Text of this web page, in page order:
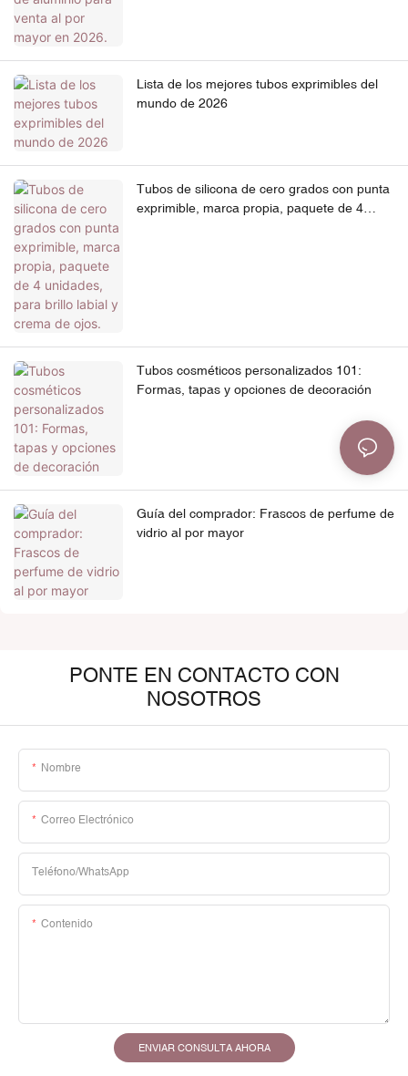
Lista de los mejores tubos exprimibles del
mundo de 2026
Tubos de silicona de cero grados con punta
exprimible, marca propia, paquete de 4
Tubos cosméticos personalizados 101:
Formas, tapas y opciones de decoración
Guía del comprador: Frascos de perfume de
vidrio al por mayor
PONTE EN CONTACTO CON
NOSOTROS
Nombre
Correo Electrónico
Teléfono/WhatsApp
Contenido
ENVIAR CONSULTA AHORA